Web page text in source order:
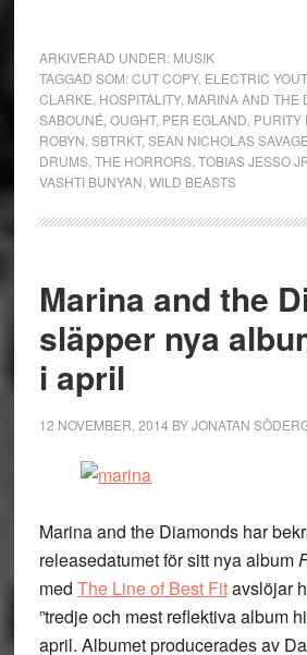
ARKIVERAD UNDER: MUSIK
TAGGAD SOM:CUT COPY, ELECTRIC
CLARKE HOSPITALITY, MARINA AND THE
SABOUNÉ OUGHT, PER EGLAND PURITY
ROBYN SBTRKT, SEAN NICHOLAS SAVAGE
DRUMS, THE HORRORS, TOBIAS JESSO
VASHTI BUNYAN WILD BEASTS
Marina and the
släpper nya
i april
12 NOVEMBER, 2014 BYJONATAN
Marina and the Diamonds har
releasedatumet för sitt nya album
med The Line of Best Fitavslöjar
”tredje och mest reflektiva album
april. Albumet producerades av